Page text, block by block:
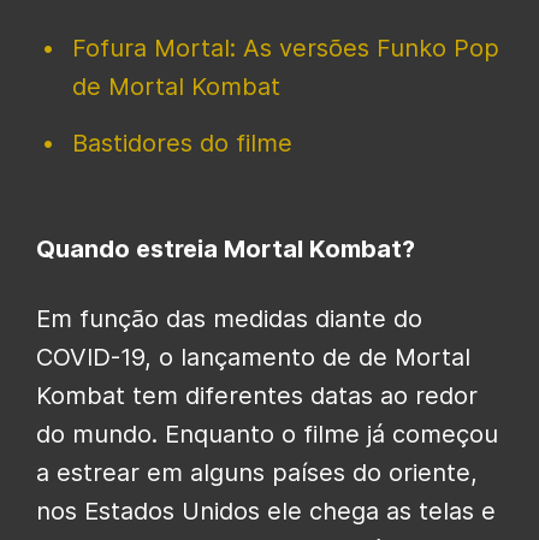
Fofura Mortal: As versões Funko Pop
de Mortal Kombat
Bastidores do filme
Quando estreia Mortal Kombat?
Em função das medidas diante do
COVID-19, o lançamento de de Mortal
Kombat tem diferentes datas ao redor
do mundo. Enquanto o filme já começou
a estrear em alguns países do oriente,
nos Estados Unidos ele chega as telas e